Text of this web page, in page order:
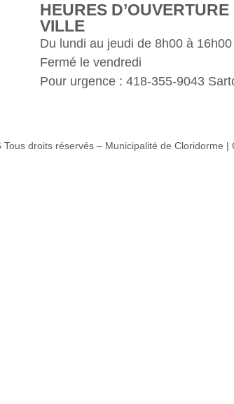
HEURES
VILLE
Du lundi au jeudi de 8h00 à 16h00
Fermé le vendredi
Pour urgence : 418-355-9043
Tous droits réservés – Municipalité de Cloridorme |